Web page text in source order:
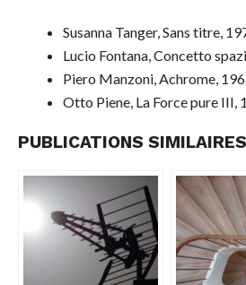
Susanna Tanger, Sans titre,
Lucio Fontana, Concetto
Piero Manzoni, Achrome,
Otto Piene, La Force pure III,
PUBLICATIONS